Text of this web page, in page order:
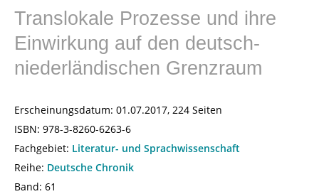
Translokale Prozesse und ihre
Einwirkung auf den deutsch-
niederländischen Grenzraum
Erscheinungsdatum: 01.07.2017, 224 Seiten
ISBN: 978-3-8260-6263-6
Fachgebiet: Literatur- und Sprachwissenschaft
Reihe: Deutsche Chronik
Band: 61